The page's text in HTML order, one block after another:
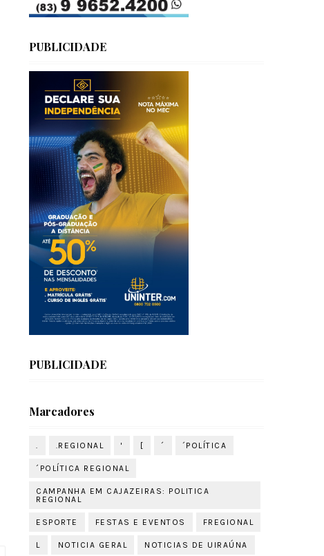
PUBLICIDADE
PUBLICIDADE
Marcadores
. .REGIONAL ' [ ´ ´POLÍTICA
´POLÍTICA REGIONAL
CAMPANHA EM CAJAZEIRAS: POLITICA
REGIONAL
ESPORTE FESTAS E EVENTOS FREGIONAL
L NOTICIA GERAL NOTICIAS DE UIRAÚNA